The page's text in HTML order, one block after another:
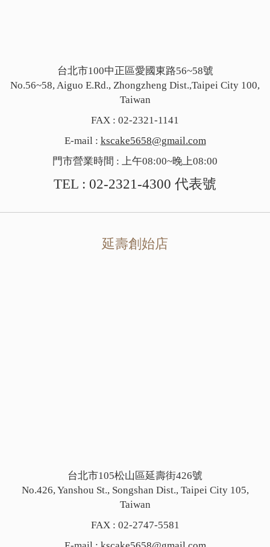
台北市100中正區愛國東路56~58號
No.56~58, Aiguo E.Rd., Zhongzheng Dist.,Taipei City 100,
Taiwan
FAX : 02-2321-1141
E-mail : kscake5658@gmail.com
門市營業時間 : 上午08:00~晚上08:00
TEL : 02-2321-4300 代表號
延壽創始店
台北市105松山區延壽街426號
No.426, Yanshou St., Songshan Dist., Taipei City 105,
Taiwan
FAX : 02-2747-5581